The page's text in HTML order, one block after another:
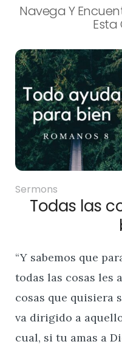
Navega Y
Sermons
Todas las
“Y sabemos que
todas las cosas les
cosas que quisiera
va dirigido a
cual, si tu amas a